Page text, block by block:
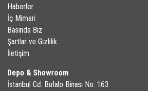
Haberler
İç Mimari
Basında Biz
Şartlar ve Gizlilik
İletişim
Depo & Showroom
İstanbul Cd. Bufalo Binası No: 163